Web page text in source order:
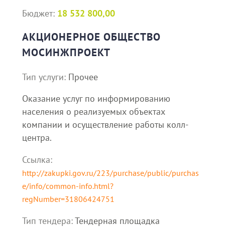
Бюджет: 18 532 800,00
АКЦИОНЕРНОЕ ОБЩЕСТВО
МОСИНЖПРОЕКТ
Тип услуги: Прочее
Оказание услуг по информированию
населения о реализуемых объектах
компании и осуществление работы колл-
центра.
Ссылка:
http://zakupki.gov.ru/223/purchase/public/purchas
e/info/common-info.html?
regNumber=31806424751
Тип тендера:Тендерная площадка